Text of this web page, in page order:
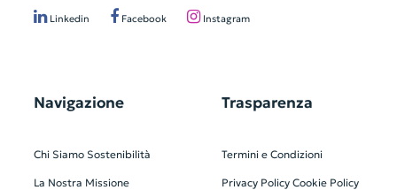
Linkedin Facebook Instagram
Navigazione
Chi Siamo Sostenibilità
La Nostra Missione
Trasparenza
Termini e Condizioni
Privacy Policy Cookie Policy